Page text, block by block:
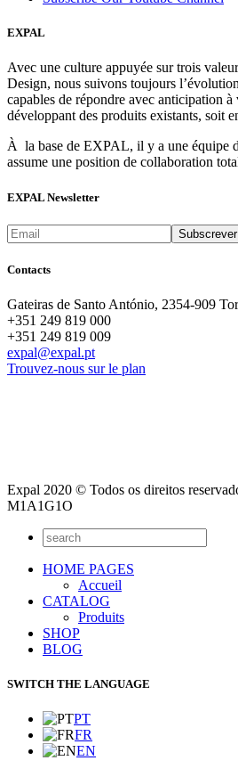
EXPAL
Avec une culture appuyée sur trois
Design, nous suivons toujours
capables de répondre avec anticipation à
développant des produits existants, soit
À la base de EXPAL, il y a une équipe
assume une position de collaboration
EXPAL Newsletter
Contacts
Gateiras de Santo António, 2354-909
+351 249 819 000
+351 249 819 009
expal@expal.pt
Trouvez-nous sur le plan
Expal 2020 © Todos os direitos
M1A1G1O
HOME PAGES
Accueil
CATALOG
Produits
SHOP
BLOG
SWITCH THE LANGUAGE
PT
FR
EN